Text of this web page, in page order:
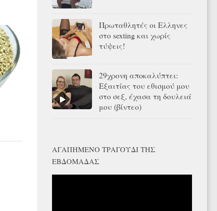
Πρωταθλητές οι Ελληνες
στο sexting και χωρίς
τύψεις!
29χρονη αποκαλύπτει:
Εξαιτίας του εθισμού μου
στο σεξ, έχασα τη δουλειά
μου (βίντεο)
ΑΓΑΠΗΜΈΝΟ ΤΡΑΓΟΎΔΙ ΤΗΣ
ΕΒΔΟΜΆΔΑΣ